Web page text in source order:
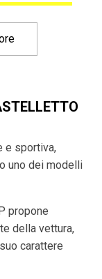
e sportiva,
uno dei modelli
propone
della vettura,
carattere